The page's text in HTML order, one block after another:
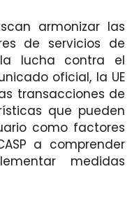
armonizar las
de servicios de
lucha contra el
oficial, la UE
transacciones de
que pueden
como factores
a comprender
medidas